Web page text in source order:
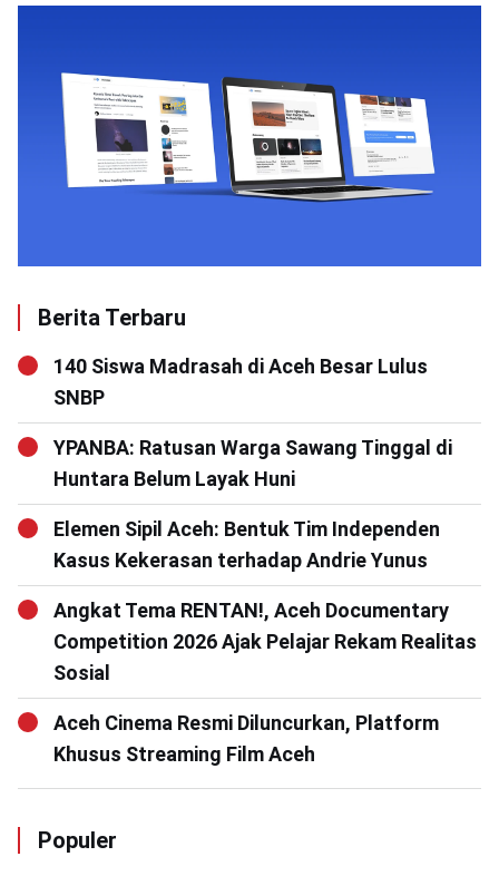
Berita Terbaru
140 Siswa Madrasah di Aceh Besar Lulus
SNBP
YPANBA: Ratusan Warga Sawang Tinggal di
Huntara Belum Layak Huni
Elemen Sipil Aceh: Bentuk Tim Independen
Kasus Kekerasan terhadap Andrie Yunus
Angkat Tema RENTAN!, Aceh Documentary
Competition 2026 Ajak Pelajar Rekam Realitas
Sosial
Aceh Cinema Resmi Diluncurkan, Platform
Khusus Streaming Film Aceh
Populer